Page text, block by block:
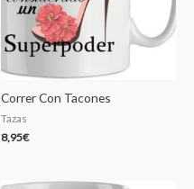
Correr Con Tacones
Tazas
8,95€